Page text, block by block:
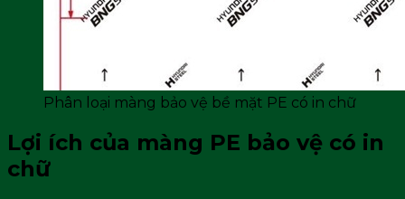
Phân loại màng bảo vệ bề mặt PE có in chữ
Lợi ích của màng PE bảo vệ có in
chữ